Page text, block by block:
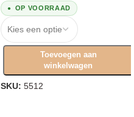
OP VOORRAAD
Toevoegen aan
winkelwagen
SKU: 5512